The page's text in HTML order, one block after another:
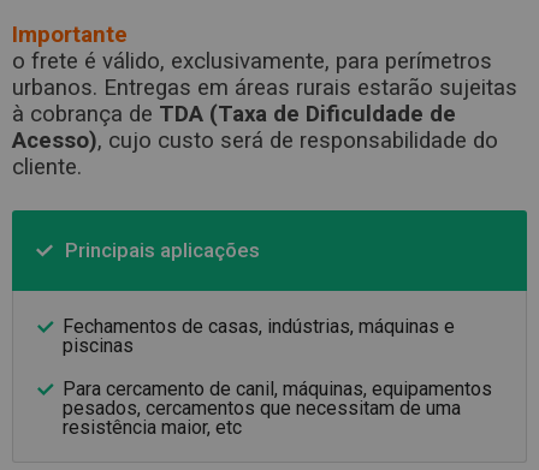
Importante
o frete é válido, exclusivamente, para perímetros
urbanos. Entregas em áreas rurais estarão sujeitas
à cobrança de TDA (Taxa de Dificuldade de
Acesso), cujo custo será de responsabilidade do
cliente.
Principais aplicações
Fechamentos de casas, indústrias, máquinas e
piscinas
Para cercamento de canil, máquinas, equipamentos
pesados, cercamentos que necessitam de uma
resistência maior, etc